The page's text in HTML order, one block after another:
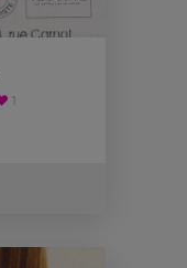
1